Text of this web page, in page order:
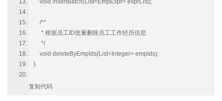
void insertBatch(List<EmpExpr> exprList);
/**
* 根据员工ID批量删除员工工作经历信息
*/
void deleteByEmpIds(List<Integer> empIds);
}
复制代码